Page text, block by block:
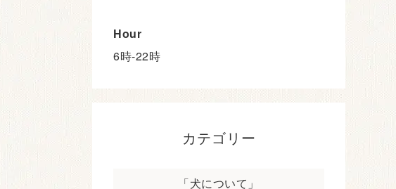
Hour
6時-22時
カテゴリー
「犬について」